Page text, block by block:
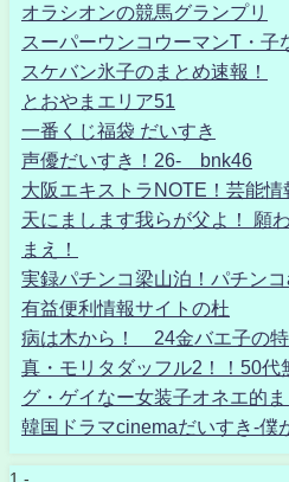
オラシオンの競馬グランプリ
スーパーウンコウーマンT・子
スケバン氷子のまとめ速報！
とおやまエリア51
一番くじ福袋 だいすき
声優だいすき！26- bnk46
大阪エキストラNOTE！芸能情
天にまします我らが父よ！ 願
まえ！
実録パチンコ梁山泊！パチン
有益便利情報サイトの杜
病は木から！ 24金バエ子の
真・モリタダッフル2！！50代
グ・ゲイなー女装子オネエ的
韓国ドラマcinemaだいすき-僕
1 -